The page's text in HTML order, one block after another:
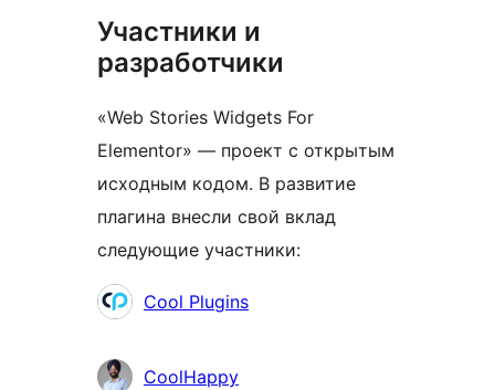
Участники и
разработчики
«Web Stories Widgets For
Elementor» — проект с открытым
исходным кодом. В развитие
плагина внесли свой вклад
следующие участники:
УчастникиCool Plugins
CoolHappy